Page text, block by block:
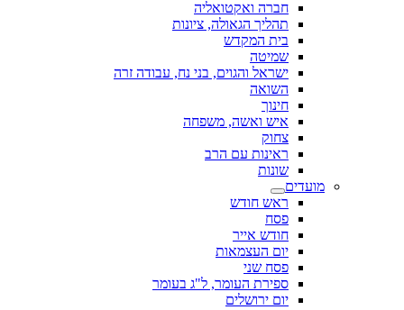
חברה ואקטואליה
תהליך הגאולה, ציונות
בית המקדש
שמיטה
ישראל והגוים, בני נח, עבודה זרה
השואה
חינוך
איש ואשה, משפחה
צחוק
ראינות עם הרב
שונות
מועדים
ראש חודש
פסח
חודש אייר
יום העצמאות
פסח שני
ספירת העומר, ל"ג בעומר
יום ירושלים